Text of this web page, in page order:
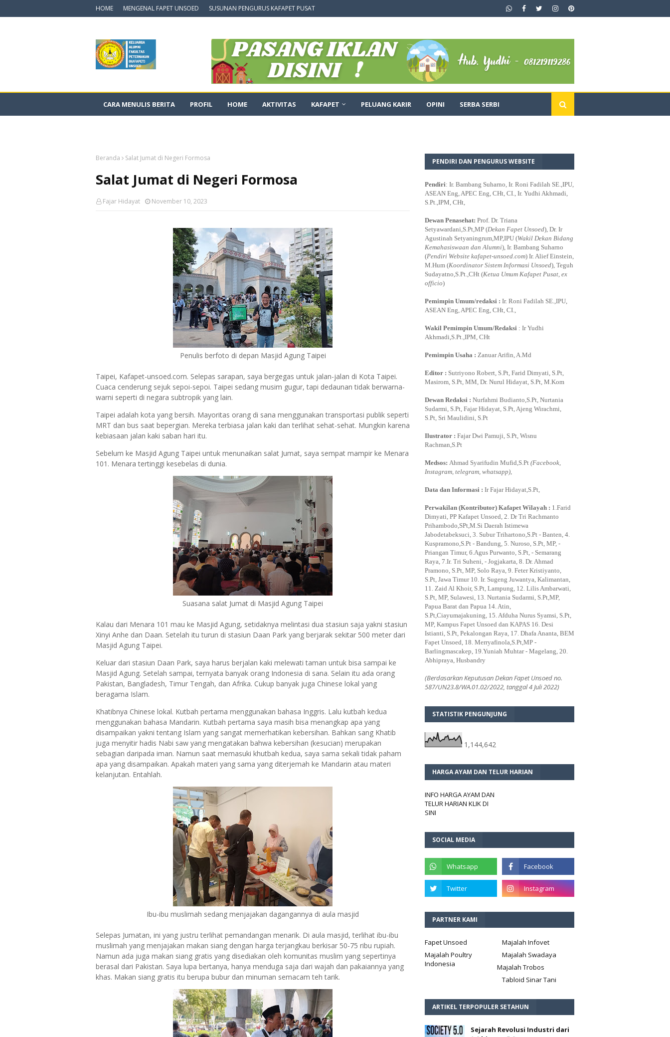
HOME MENGENAL FAPET UNSOED SUSUNAN PENGURUS KAFAPET PUSAT
CARA MENULIS BERITA PROFIL HOME AKTIVITAS KAFAPET PELUANG KARIR OPINI SERBA SERBI
Beranda Salat Jumat di Negeri Formosa
Salat Jumat di Negeri Formosa
Fajar Hidayat November 10, 2023
Penulis berfoto di depan Masjid Agung Taipei
Taipei, Kafapet-unsoed.com. Selepas sarapan, saya bergegas untuk jalan-jalan di Kota Taipei.
Cuaca cenderung sejuk sepoi-sepoi. Taipei sedang musim gugur, tapi dedaunan tidak berwarna-
warni seperti di negara subtropik yang lain.
Taipei adalah kota yang bersih. Mayoritas orang di sana menggunakan transportasi publik seperti
MRT dan bus saat bepergian. Mereka terbiasa jalan kaki dan terlihat sehat-sehat. Mungkin karena
kebiasaan jalan kaki saban hari itu.
Sebelum ke Masjid Agung Taipei untuk menunaikan salat Jumat, saya sempat mampir ke Menara
101. Menara tertinggi kesebelas di dunia.
Suasana salat Jumat di Masjid Agung Taipei
Kalau dari Menara 101 mau ke Masjid Agung, setidaknya melintasi dua stasiun saja yakni stasiun
Xinyi Anhe dan Daan. Setelah itu turun di stasiun Daan Park yang berjarak sekitar 500 meter dari
Masjid Agung Taipei.
Keluar dari stasiun Daan Park, saya harus berjalan kaki melewati taman untuk bisa sampai ke
Masjid Agung. Setelah sampai, ternyata banyak orang Indonesia di sana. Selain itu ada orang
Pakistan, Bangladesh, Timur Tengah, dan Afrika. Cukup banyak juga Chinese lokal yang
beragama Islam.
Khatibnya Chinese lokal. Kutbah pertama menggunakan bahasa Inggris. Lalu kutbah kedua
menggunakan bahasa Mandarin. Kutbah pertama saya masih bisa menangkap apa yang
disampaikan yakni tentang Islam yang sangat memerhatikan kebersihan. Bahkan sang Khatib
juga menyitir hadis Nabi saw yang mengatakan bahwa kebersihan (kesucian) merupakan
sebagian daripada iman. Namun saat memasuki khutbah kedua, saya sama sekali tidak paham
apa yang disampaikan. Apakah materi yang sama yang diterjemah ke Mandarin atau materi
kelanjutan. Entahlah.
Ibu-ibu muslimah sedang menjajakan dagangannya di aula masjid
Selepas Jumatan, ini yang justru terlihat pemandangan menarik. Di aula masjid, terlihat ibu-ibu
muslimah yang menjajakan makan siang dengan harga terjangkau berkisar 50-75 ribu rupiah.
Namun ada juga makan siang gratis yang disediakan oleh komunitas muslim yang sepertinya
berasal dari Pakistan. Saya lupa bertanya, hanya menduga saja dari wajah dan pakaiannya yang
khas. Makan siang gratis itu berupa bubur dan minuman semacam teh tarik.
PENDIRI DAN PENGURUS WEBSITE
Pendiri: Ir. Bambang Suharno, Ir. Roni Fadilah SE.,IPU,
ASEAN Eng, APEC Eng, CHt, CI., Ir. Yudhi Akhmadi,
S.Pt.,IPM, CHt,
Dewan Penasehat: Prof. Dr. Triana
Setyawardani,S.Pt,MP (Dekan Fapet Unsoed), Dr. Ir
Agustinah Setyaningrum,MP,IPU (Wakil Dekan Bidang
Kemahasiswaan dan Alumni), Ir. Bambang Suharno
(Pendiri Website kafapet-unsoed.com) Ir. Alief Einstein,
M.Hum (Koordinator Sistem Informasi Unsoed), Teguh
Sudayatno,S.Pt.,CHt (Ketua Umum Kafapet Pusat, ex
officio)
Pemimpin Umum/redaksi : Ir. Roni Fadilah SE.,IPU,
ASEAN Eng, APEC Eng, CHt, CI.,
Wakil Pemimpin Umum/Redaksi : Ir Yudhi
Akhmadi,S.Pt.,IPM, CHt
Pemimpin Usaha : Zanuar Arifin, A.Md
Editor : Sutriyono Robert, S.Pt, Farid Dimyati, S.Pt,
Masirom, S.Pt, MM, Dr. Nurul Hidayat, S.Pt, M.Kom
Dewan Redaksi : Nurfahmi Budianto,S.Pt, Nurtania
Sudarmi, S.Pt, Fajar Hidayat, S.Pt, Ajeng Wirachmi,
S.Pt, Sri Maulidini, S.Pt
Ilustrator : Fajar Dwi Pamuji, S.Pt, Wisnu
Rachman,S.Pt
Medsos: Ahmad Syarifudin Mufid,S.Pt (Facebook,
Instagram, telegram, whatsapp),
Data dan Informasi : Ir Fajar Hidayat,S.Pt,
Perwakilan (Kontributor) Kafapet Wilayah : 1.Farid
Dimyati, PP Kafapet Unsoed, 2. Dr Tri Rachmanto
Prihambodo,SPt,M.Si Daerah Istimewa
Jabodetabeksuci, 3. Subur Trihartono,S.Pt - Banten, 4.
Kuspramono,S.Pt - Bandung, 5. Nuroso, S.Pt, MP, -
Priangan Timur, 6.Agus Purwanto, S.Pt, - Semarang
Raya, 7.Ir. Tri Suheni, - Jogjakarta, 8. Dr. Ahmad
Pramono, S.Pt, MP, Solo Raya, 9. Feter Kristiyanto,
S.Pt, Jawa Timur 10. Ir. Sugeng Juwantya, Kalimantan,
11. Zaid Al Khoir, S.Pt, Lampung, 12. Lilis Ambarwati,
S.Pt, MP, Sulawesi, 13. Nurtania Sudarmi, S.Pt,MP,
Papua Barat dan Papua 14. Atin,
S.Pt,Ciayumajakuning, 15. Afduha Nurus Syamsi, S.Pt,
MP, Kampus Fapet Unsoed dan KAPAS 16. Desi
Istianti, S.Pt, Pekalongan Raya, 17. Dhafa Ananta, BEM
Fapet Unsoed, 18. Merryafinola,S.Pt,MP -
Barlingmascakep, 19.Yuniah Muhtar - Magelang, 20.
Abhipraya, Husbandry
(Berdasarkan Keputusan Dekan Fapet Unsoed no.
587/UN23.8/WA.01.02/2022, tanggal 4 Juli 2022)
STATISTIK PENGUNJUNG
1,144,642
HARGA AYAM DAN TELUR HARIAN
INFO HARGA AYAM DAN
TELUR HARIAN KLIK DI
SINI
SOCIAL MEDIA
PARTNER KAMI
Fapet Unsoed
Majalah Infovet
Majalah Poultry
Indonesia
Majalah Swadaya
Majalah Trobos
Tabloid Sinar Tani
ARTIKEL TERPOPULER SETAHUN
Sejarah Revolusi Industri dari